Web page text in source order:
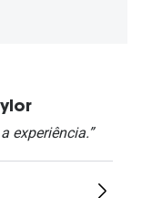
experiência.”